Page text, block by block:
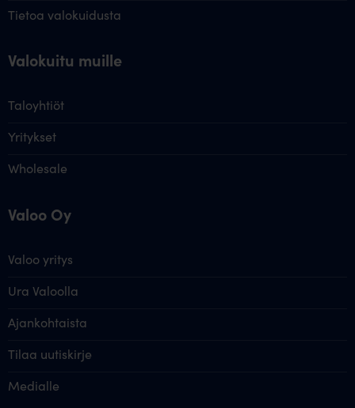
Tietoa valokuidusta
Valokuitu muille
Taloyhtiöt
Yritykset
Wholesale
Valoo Oy
Valoo yritys
Ura Valoolla
Ajankohtaista
Tilaa uutiskirje
Medialle